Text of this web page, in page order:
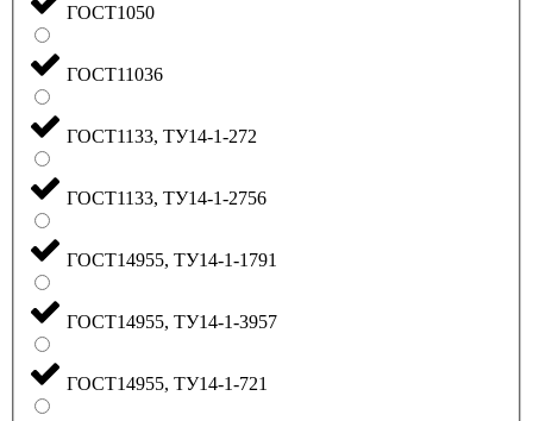
ГОСТ1050
ГОСТ11036
ГОСТ1133, ТУ14-1-272
ГОСТ1133, ТУ14-1-2756
ГОСТ14955, ТУ14-1-1791
ГОСТ14955, ТУ14-1-3957
ГОСТ14955, ТУ14-1-721